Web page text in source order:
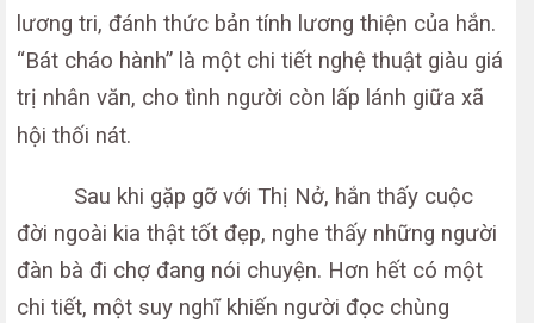
lương tri, đánh thức bản tính lương thiện của hắn.
“Bát cháo hành” là một chi tiết nghệ thuật giàu giá
trị nhân văn, cho tình người còn lấp lánh giữa xã
hội thối nát.
Sau khi gặp gỡ với Thị Nở, hắn thấy cuộc
đời ngoài kia thật tốt đẹp, nghe thấy những người
đàn bà đi chợ đang nói chuyện. Hơn hết có một
chi tiết, một suy nghĩ khiến người đọc chùng